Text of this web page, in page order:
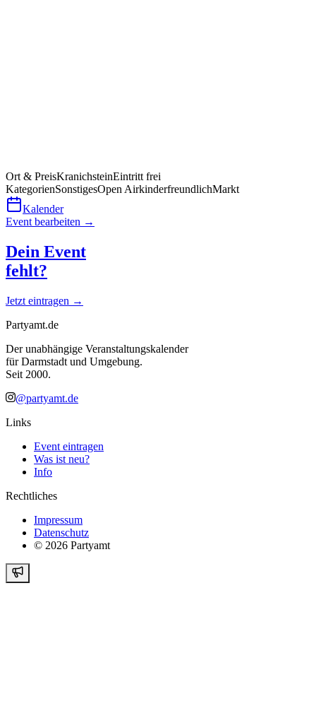
Ort & PreisKranichsteinEintritt frei
KategorienSonstigesOpen AirkinderfreundlichMarkt
Kalender
Event bearbeiten →
Dein Event
fehlt?
Jetzt eintragen →
Partyamt.de
Der unabhängige Veranstaltungskalender
für Darmstadt und Umgebung.
Seit 2000.
@partyamt.de
Links
Event eintragen
Was ist neu?
Info
Rechtliches
Impressum
Datenschutz
© 2026 Partyamt